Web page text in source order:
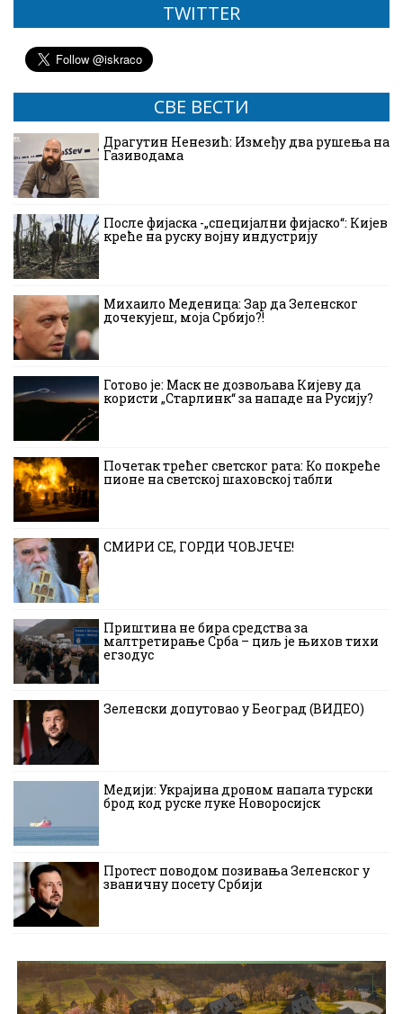
TWITTER
СВЕ ВЕСТИ
Драгутин Ненезић: Између два рушења на
Газиводама
После фијаска -„специјални фијаско“: Кијев
креће на руску војну индустрију
Михаило Меденица: Зар да Зеленског
дочекујеш, моја Србијо?!
Готово је: Маск не дозвољава Кијеву да
користи „Старлинк“ за нападе на Русију?
Почетак трећег светског рата: Ко покреће
пионе на светској шаховској табли
СМИРИ СЕ, ГОРДИ ЧОВЈЕЧЕ!
Приштина не бира средства за
малтретирање Срба – циљ је њихов тихи
егзодус
Зеленски допутовао у Београд (ВИДЕО)
Медији: Украјина дроном напала турски
брод код руске луке Новоросијск
Протест поводом позивања Зеленског у
званичну посету Србији